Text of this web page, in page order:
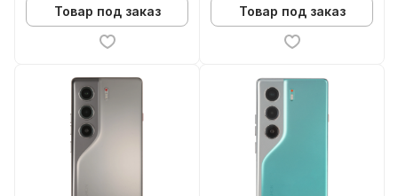
Товар под заказ Товар под заказ